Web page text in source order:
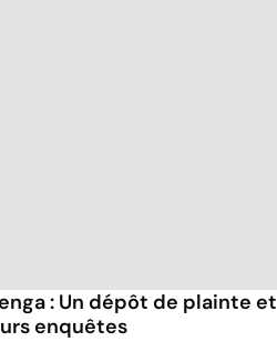
: Un dépôt de plainte et
enquêtes